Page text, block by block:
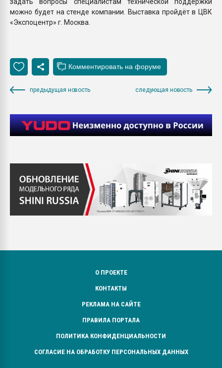
можно будет на стенде компании. Выставка пройдёт в ЦВК
«Экспоцентр» г. Москва.
предыдущая новость следующая новость
О ПРОЕКТЕ
КОНТАКТЫ
РЕКЛАМА НА САЙТЕ
ПРАВИЛА ПОРТАЛА
ПОЛИТИКА КОНФИДЕНЦИАЛЬНОСТИ
СОГЛАСИЕ НА ОБРАБОТКУ ПЕРСОНАЛЬНЫХ ДАННЫХ